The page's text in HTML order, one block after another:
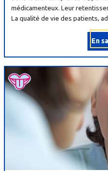
médicamenteux. Leur
La qualité de vie des patients,
En